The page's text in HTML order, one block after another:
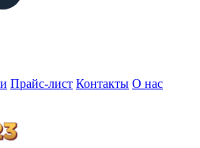
Прайс-лист Контакты О нас